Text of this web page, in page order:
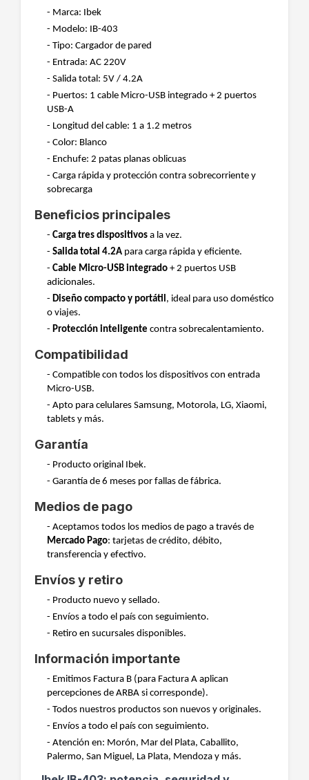
- Marca: Ibek
- Modelo: IB-403
- Tipo: Cargador de pared
- Entrada: AC 220V
- Salida total: 5V / 4.2A
- Puertos: 1 cable Micro-USB integrado + 2 puertos
USB-A
- Longitud del cable: 1 a 1.2 metros
- Color: Blanco
- Enchufe: 2 patas planas oblicuas
- Carga rápida y protección contra sobrecorriente y
sobrecarga
Beneficios principales
- Carga tres dispositivos a la vez.
- Salida total 4.2A para carga rápida y eficiente.
- Cable Micro-USB integrado + 2 puertos USB
adicionales.
- Diseño compacto y portátil, ideal para uso doméstico
o viajes.
- Protección inteligente contra sobrecalentamiento.
Compatibilidad
- Compatible con todos los dispositivos con entrada
Micro-USB.
- Apto para celulares Samsung, Motorola, LG, Xiaomi,
tablets y más.
Garantía
- Producto original Ibek.
- Garantía de 6 meses por fallas de fábrica.
Medios de pago
- Aceptamos todos los medios de pago a través de
Mercado Pago: tarjetas de crédito, débito,
transferencia y efectivo.
Envíos y retiro
- Producto nuevo y sellado.
- Envíos a todo el país con seguimiento.
- Retiro en sucursales disponibles.
Información importante
- Emitimos Factura B (para Factura A aplican
percepciones de ARBA si corresponde).
- Todos nuestros productos son nuevos y originales.
- Envíos a todo el país con seguimiento.
- Atención en: Morón, Mar del Plata, Caballito,
Palermo, San Miguel, La Plata, Mendoza y más.